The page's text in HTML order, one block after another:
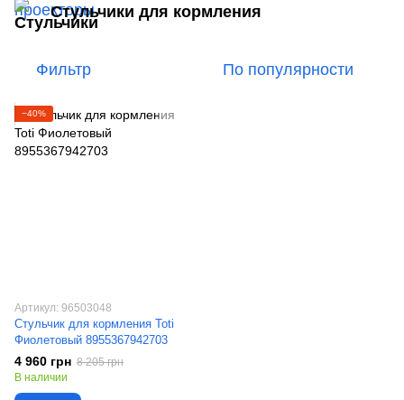
Стульчики для кормления
Фильтр По популярности
−40%
Артикул: 96503048
Стульчик для кормления Toti
Фиолетовый 8955367942703
4 960 грн 8 205 грн
В наличии